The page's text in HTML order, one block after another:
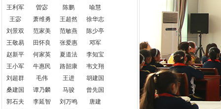
王利军
曽宓 陈鹏
喻慧
王宓
萧维勇 王超然
徐华志
刘景双
范家美 范敏燕
陈少亭
王敬易
田怀良 张爱惠
邓军
赵新平
何家英 夏道法
李知宝
王小军
牛惠民 路韶康
韦文翔
刘超群
毛伟 王进
胡建国
桑建国
谭乃麟 马骏
曾先国
郭石夫
李延智 刘万鸣
唐建